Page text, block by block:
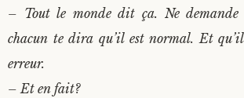
– Tout le monde dit ça. Ne demande
chacun te dira qu’il est normal. Et
erreur.
– Et en fait?